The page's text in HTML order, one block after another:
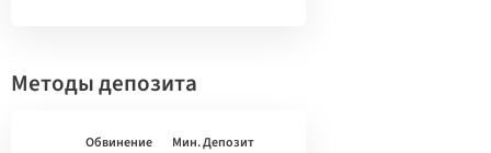
Методы депозита
Обвинение Мин. Депозит